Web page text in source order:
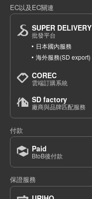
EC以及EC關連
SUPER DELIVERY
批發平台
日本國內服務
海外服務(SD export)
COREC
雲端訂購系統
SD factory
廠商與品牌匹配服務
付款
Paid
BtoB後付款
保證服務